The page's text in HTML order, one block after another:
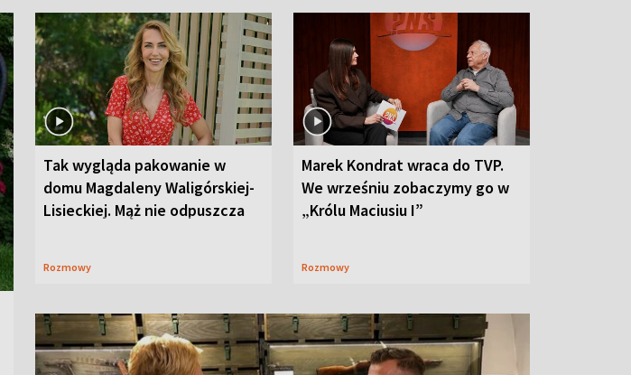
Tak wygląda pakowanie w
domu Magdaleny Waligórskiej-
Lisieckiej. Mąż nie odpuszcza
Rozmowy
Marek Kondrat wraca do TVP.
We wrześniu zobaczymy go w
„Królu Maciusiu I”
Rozmowy